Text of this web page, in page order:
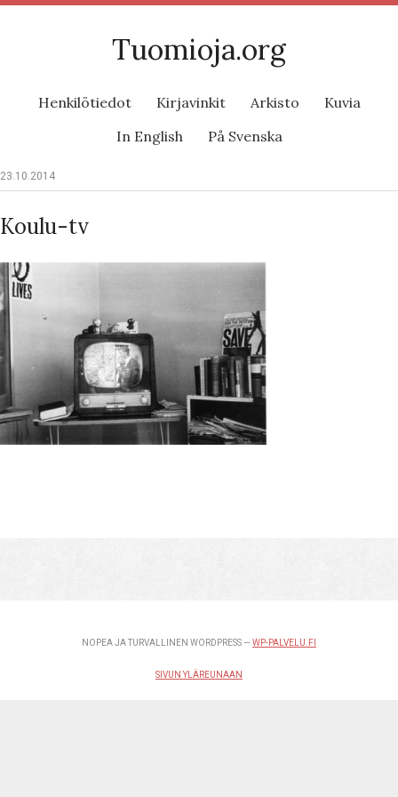
Tuomioja.org
Henkilötiedot Kirjavinkit Arkisto
Kuvia
In English
På Svenska
23.10.2014
Koulu-tv
NOPEA JA TURVALLINEN WORDPRESS — WP-PALVELU.FI
SIVUN YLÄREUNAAN